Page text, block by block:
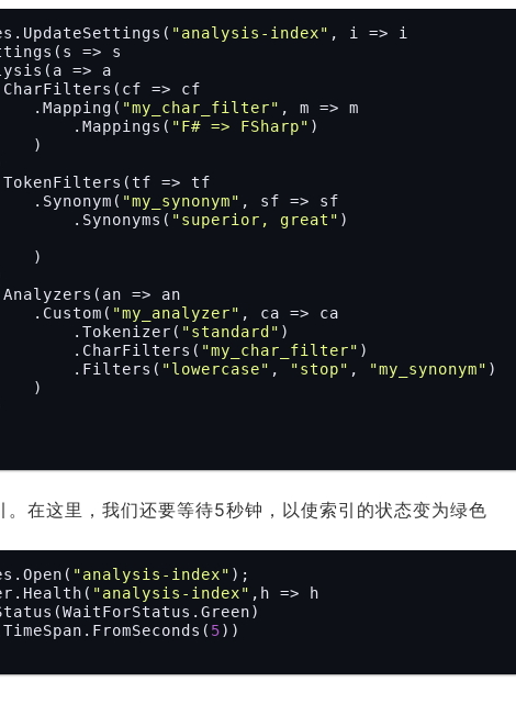
"analysis-index" , i => i
                .Mapping(
"my_char_filter" , m => m
                    .Mappings(
"F# => FSharp" )
                .Synonym(
"my_synonym" , sf => sf
                    .Synonyms(
"superior, great" )
                .Custom(
"my_analyzer" , ca => ca
                    .Tokenizer(
"standard" )
                    .CharFilters(
"my_char_filter" )
                    .Filters(
"lowercase" , "stop" , "my_synonym" )
。在这里，我们还要等待5秒钟，以使索引的状态变为绿色
"analysis-index" );
"analysis-index" ,h => h
5))